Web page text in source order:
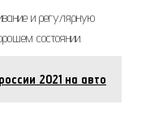
и регулярную
состоянии.
2021 на авто